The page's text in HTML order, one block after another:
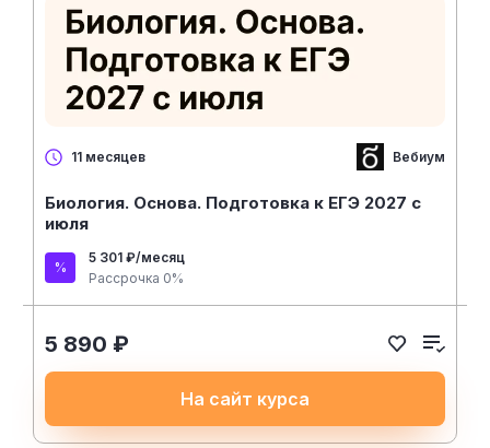
11 месяцев Вебиум
Биология. Основа. Подготовка к ЕГЭ 2027 с
июля
5 301 ₽/месяц
Рассрочка 0%
5 890 ₽
На сайт курса